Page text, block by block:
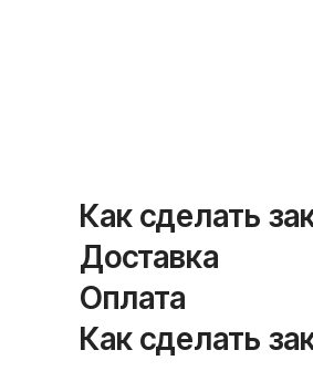
Как сделать
Доставка
Оплата
Как сделать